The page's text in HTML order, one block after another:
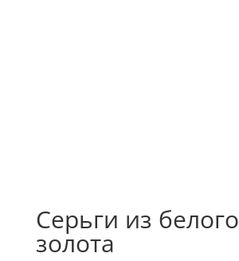
Серьги из белого
золота